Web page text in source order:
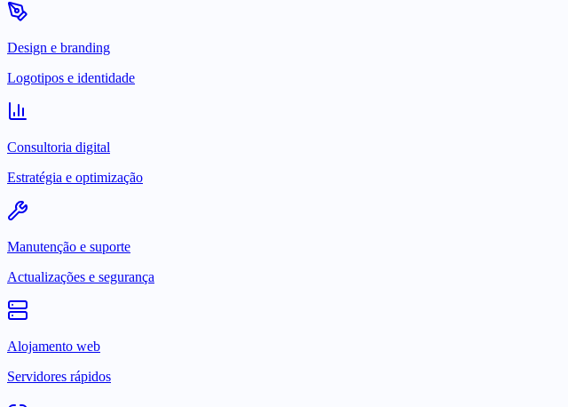
Design e branding
Logotipos e identidade
Consultoria digital
Estratégia e optimização
Manutenção e suporte
Actualizações e segurança
Alojamento web
Servidores rápidos